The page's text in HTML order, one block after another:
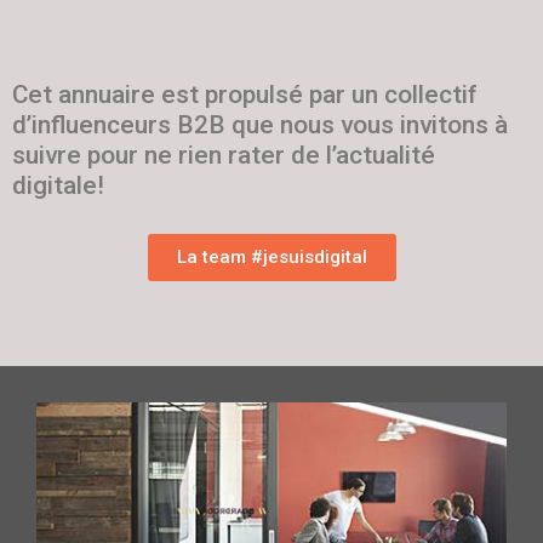
Cet annuaire est propulsé par un collectif
d’influenceurs B2B que nous vous invitons à
suivre pour ne rien rater de l’actualité
digitale!
La team #jesuisdigital